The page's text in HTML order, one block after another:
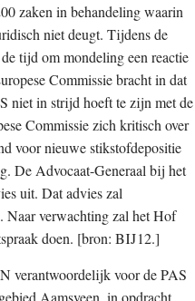
zaken in behandeling waarin
niet deugt. Tijdens de
tijd om mondeling een reactie
Commissie bracht in dat
niet in strijd hoeft te zijn met de
Commissie zich kritisch over
voor nieuwe stikstofdepositie
De Advocaat-Generaal bij het
uit. Dat advies zal
Naar verwachting zal het Hof
doen. [bron: BIJ12.]
verantwoordelijk voor de PAS
Aamsveen, in opdracht